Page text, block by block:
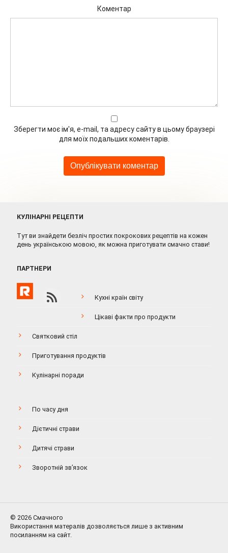
Коментар
Зберегти моє ім'я, e-mail, та адресу сайту в цьому браузері
для моїх подальших коментарів.
КУЛІНАРНІ РЕЦЕПТИ
Тут ви знайдети безліч простих покрокових рецептів на кожен
день українською мовою, як можна приготувати смачно стави!
ПАРТНЕРИ
Кухні країн світу
Цікаві факти про продукти
Святковий стіл
Приготування продуктів
Кулінарні поради
По часу дня
Дієтичні страви
Дитячі страви
Зворотній зв’язок
© 2026 Смачного
Використання матералів дозволяється лише з активним
посиланням на сайт.